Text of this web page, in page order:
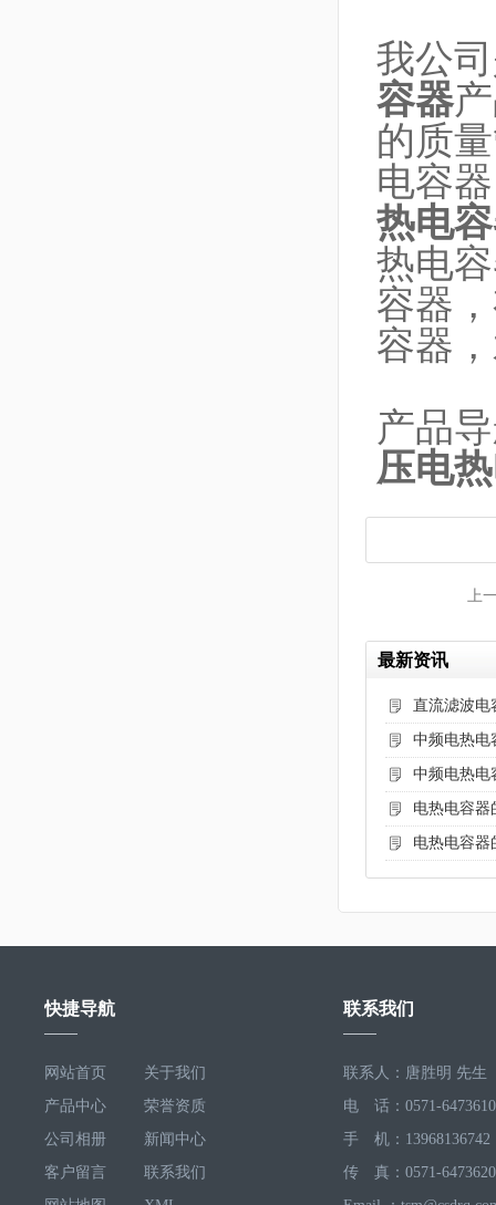
我公
容器
的质
电容
热电
热电
容器
容器
产品
压电
上
最新资讯
直流滤波电
中频电热电
中频电热电
电热电容器
电热电容器
快捷导航
网站首页
关于我们
产品中心
荣誉资质
公司相册
新闻中心
客户留言
联系我们
联系我们
联系人：唐胜明 先生
电 话：0571-
手 机：13968136742
传 真：0571-